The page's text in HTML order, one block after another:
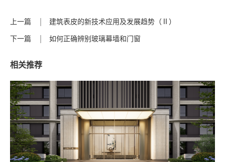
上一篇
建筑表皮的新技术应用及发展趋势（Ⅱ）
下一篇
如何正确辨别玻璃幕墙和门窗
相关推荐